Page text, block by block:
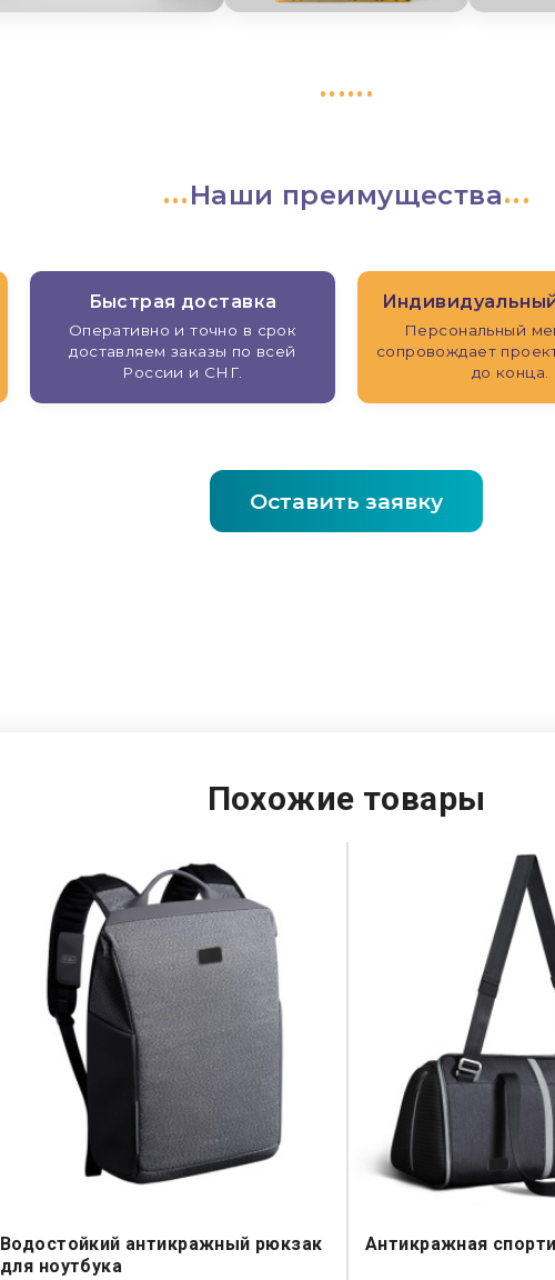
Наши преимущества
Быстрая доставка
Оперативно и точно в срок
доставляем заказы по всей
России и СНГ.
Персональный
сопровождает
до конца.
Оставить заявку
Похожие товары
Водостойкий антикражный рюкзак
для ноутбука
Антикражная